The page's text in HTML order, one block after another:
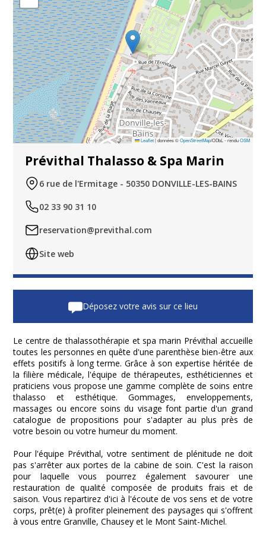
Le centre de thalassothérapie et spa marin Prévithal accueille
toutes les personnes en quête d'une parenthèse bien-être aux
effets positifs à long terme. Grâce à son expertise héritée de
la filière médicale, l'équipe de thérapeutes, esthéticiennes et
praticiens vous propose une gamme complète de soins entre
thalasso et esthétique. Gommages, enveloppements,
massages ou encore soins du visage font partie d'un grand
catalogue de propositions pour s'adapter au plus près de
votre besoin ou votre humeur du moment.
Pour l'équipe Prévithal, votre sentiment de plénitude ne doit
pas s'arrêter aux portes de la cabine de soin. C'est la raison
pour laquelle vous pourrez également savourer une
restauration de qualité composée de produits frais et de
saison. Vous repartirez d'ici à l'écoute de vos sens et de votre
corps, prêt(e) à profiter pleinement des paysages qui s'offrent
à vous entre Granville, Chausey et le Mont Saint-Michel.
Leaflet |données ©OpenStreetMap/ODbL - renduOSM
Prévithal Thalasso & Spa Marin
6 rue de l'Ermitage - 50350 DONVILLE-LES-BAINS
02 33 90 31 10
reservation@previthal.com
Site web
Déposez votre avis sur ce lieu